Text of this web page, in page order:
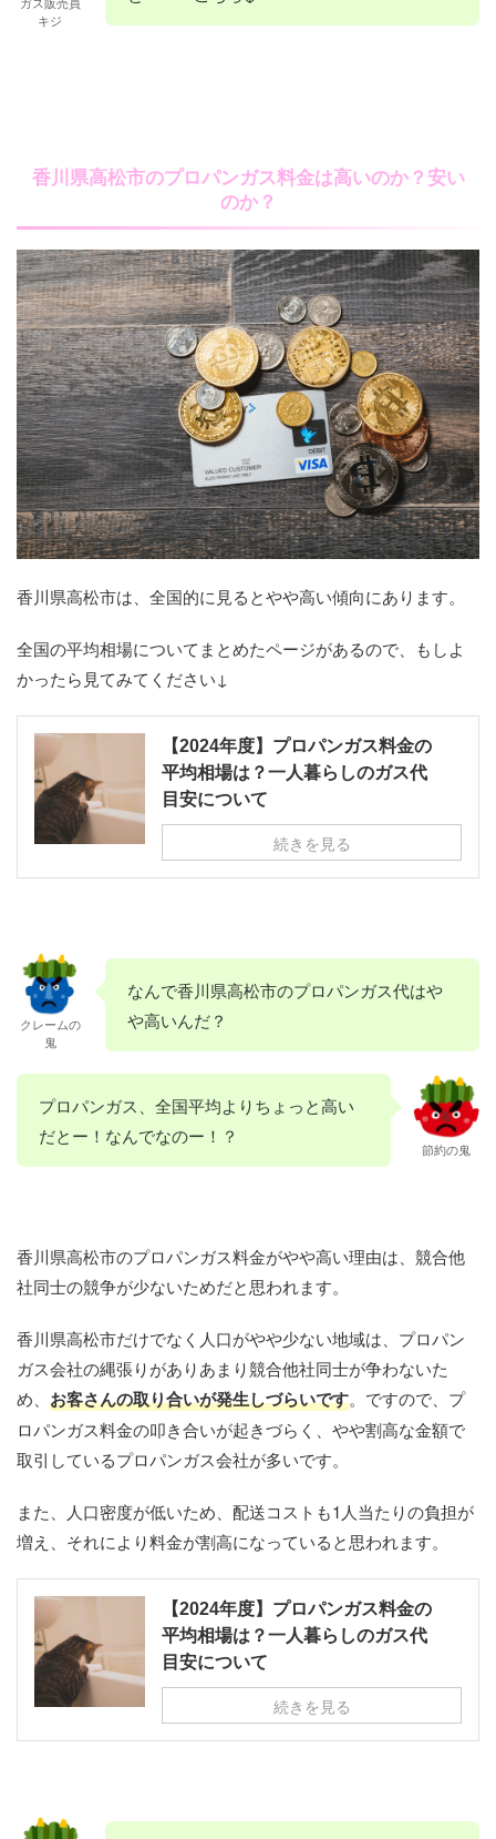
キジ
香川県高松市のプロパンガス料金は高いのか？安い
のか？
香川県高松市は、全国的に見るとやや高い傾向にあります。
全国の平均相場についてまとめたページがあるので、もしよ
かったら見てみてください↓
【2024年度】プロパンガス料金の
平均相場は？一人暮らしのガス代
目安について
続きを見る
クレームの
鬼
なんで香川県高松市のプロパンガス代はや
や高いんだ？
プロパンガス、全国平均よりちょっと高い
だとー！なんでなのー！？
節約の鬼
香川県高松市のプロパンガス料金がやや高い理由は、競合他
社同士の競争が少ないためだと思われます。
香川県高松市だけでなく人口がやや少ない地域は、プロパン
ガス会社の縄張りがありあまり競合他社同士が争わないた
め、 お客さんの取り合いが発生しづらいです。ですので、プ
ロパンガス料金の叩き合いが起きづらく、やや割高な金額で
取引しているプロパンガス会社が多いです。
また、人口密度が低いため、配送コストも1人当たりの負担が
増え、それにより料金が割高になっていると思われます。
【2024年度】プロパンガス料金の
平均相場は？一人暮らしのガス代
目安について
続きを見る